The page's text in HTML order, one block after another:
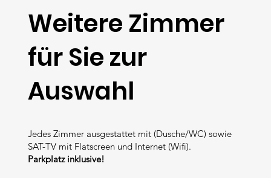
Weitere Zimmer
für Sie zur
Auswahl
Jedes Zimmer ausgestattet mit (Dusche/WC) sowie
SAT-TV mit Flatscreen und Internet (Wifi).
Parkplatz inklusive!